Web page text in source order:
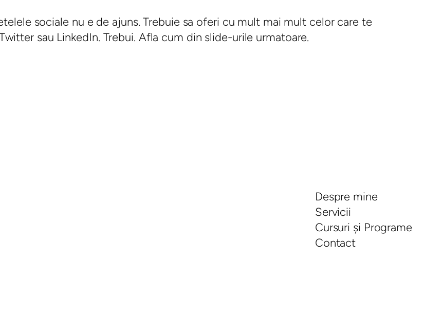
sociale nu e de ajuns. Trebuie sa oferi cu mult mai mult celor care te
sau LinkedIn. Trebui. Afla cum din slide-urile urmatoare.
Despre mine
Servicii
Cursuri și Programe
Contact